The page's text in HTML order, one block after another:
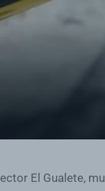
El Gualete,